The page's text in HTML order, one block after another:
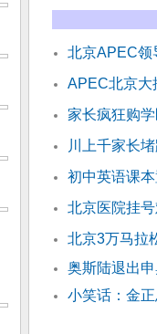
北京APEC领
APEC北京大
家长疯狂购
川上千家长
初中英语课
北京医院挂
北京3万马拉
奥斯陆退出
小笑话：金